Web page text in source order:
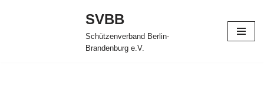
SVBB
Schützenverband Berlin-
Brandenburg e.V.